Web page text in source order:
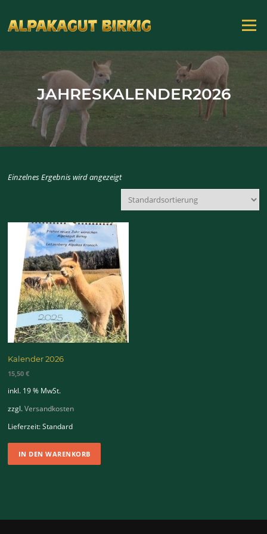
Inhalt
springen
Menü
JAHRESKALENDER2026
Einzelnes Ergebnis wird angezeigt
Kalender 2026
15,50€
inkl. 19 % MwSt.
zzgl.Versandkosten
Lieferzeit:Standard
IN DEN WARENKORB